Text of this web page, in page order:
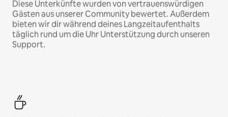
Diese Unterkünfte wurden von vertrauenswürdigen
Gästen aus unserer Community bewertet. Außerdem
bieten wir dir während deines Langzeitaufenthalts
täglich rund um die Uhr Unterstützung durch unseren
Support.